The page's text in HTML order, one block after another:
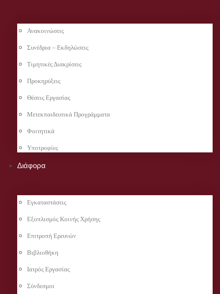
Ανακοινώσεις
Συνέδρια – Εκδηλώσεις
Τιμητικές Διακρίσεις
Προκηρύξεις
Θέσεις Εργασίας
Μετεκπαιδευτικά Προγράμματα
Φοιτητικά
Υποτροφίες
Διάφορα
Εγκαταστάσεις
Εξοπλισμός Κοινής Χρήσης
Επιτροπή Ερευνών
Βιβλιοθήκη
Ιατρός Εργασίας
Σύνδεσμοι